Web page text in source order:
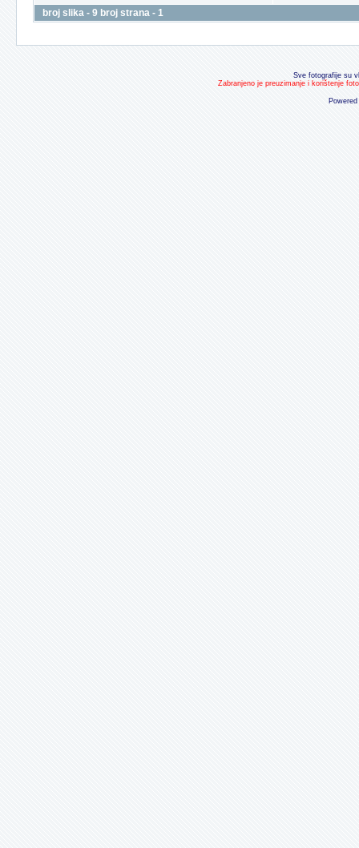
broj slika - 9 broj strana - 1
Sve fotografije su
Zabranjeno je preuzimanje i korištenje